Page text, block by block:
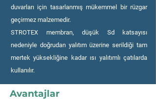
duvarları için tasarlanmış mükemmel bir rüzgar
geçirmez malzemedir.
STROTEX membran, düşük Sd katsayısı
nedeniyle doğrudan yalıtım üzerine serildiği tam
mertek yüksekliğine kadar ısı yalıtımlı çatılarda
kullanılır.
Avantajlar